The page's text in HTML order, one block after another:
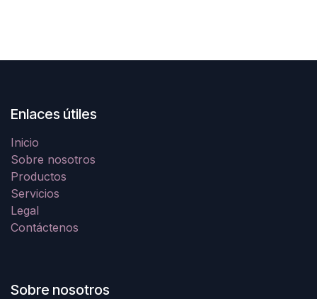
Enlaces útiles
Inicio
Sobre nosotros
Productos
Servicios
Legal
Contáctenos
Sobre nosotros